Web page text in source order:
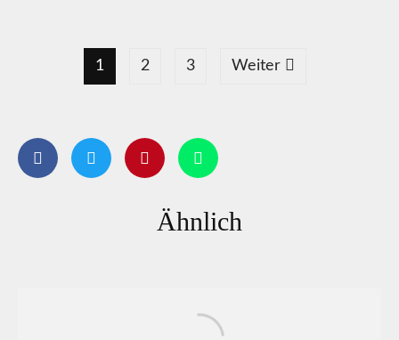
1 2 3 Weiter
Ähnlich
Männern zu weit entfernt?